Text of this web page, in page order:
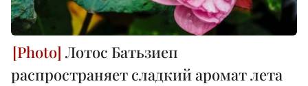
Лотос Батьзиеп
распространяет сладкий аромат лета